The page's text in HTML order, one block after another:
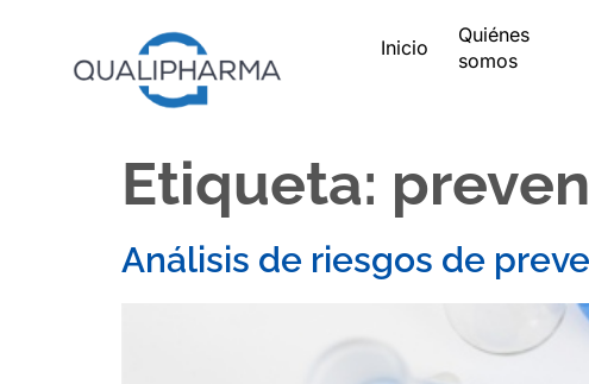
Inicio
Quiénes
somos
Etiqueta:
Análisis de riesgos de